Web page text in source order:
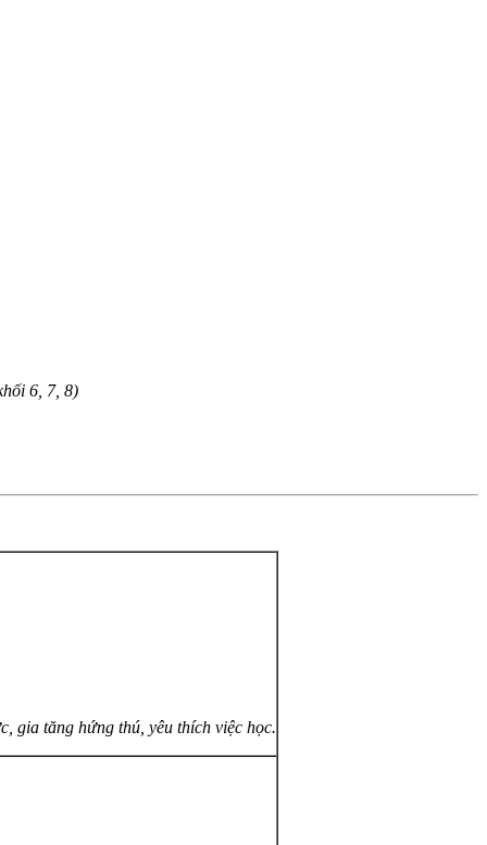
6, 7, 8)
gia tăng hứng thú, yêu thích việc học.